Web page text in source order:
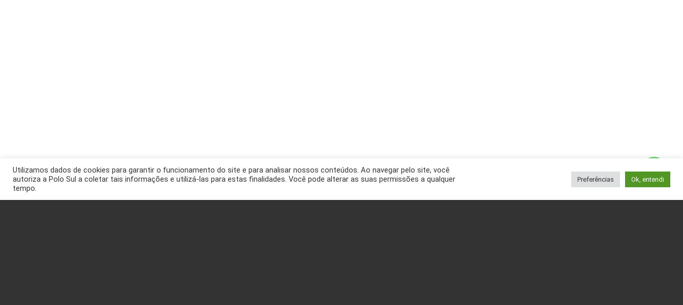
Utilizamos dados de cookies para garantir o funcionamento do site e para analisar nossos conteúdos. Ao navegar pelo site, você
autoriza a Polo Sul a coletar tais informações e utilizá-las para estas finalidades. Você pode alterar as suas permissões a qualquer
tempo.
Preferências Ok, entendi